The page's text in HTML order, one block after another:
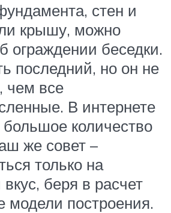
стен и
крышу, можно
ограждении беседки.
последний, но он не
чем все
В интернете
количество
же совет –
только на
беря в расчет
модели построения.